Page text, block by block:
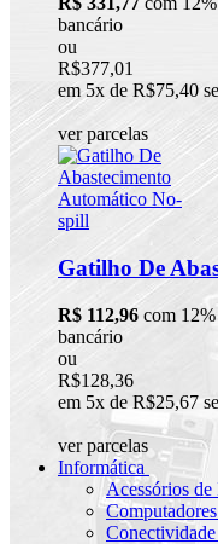
bancário
ou
R$377,01
em 5x de R$75,40
ver parcelas
Gatilho De
R$ 112,96 com
bancário
ou
R$128,36
em 5x de R$25,67
ver parcelas
Informática
Acessórios